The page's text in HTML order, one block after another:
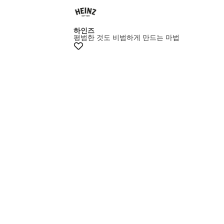
하인즈
평범한 것도 비범하게 만드는 마법